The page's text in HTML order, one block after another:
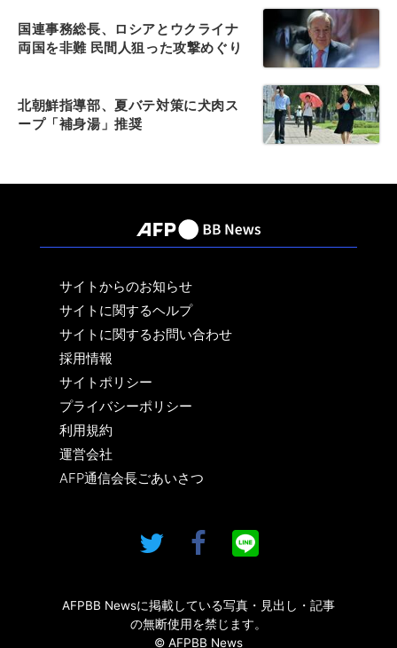
国連事務総長、ロシアとウクライナ
両国を非難 民間人狙った攻撃めぐり
北朝鮮指導部、夏バテ対策に犬肉ス
ープ「補身湯」推奨
サイトからのお知らせ
サイトに関するヘルプ
サイトに関するお問い合わせ
採用情報
サイトポリシー
プライバシーポリシー
利用規約
運営会社
AFP通信会長ごあいさつ
AFPBB Newsに掲載している写真・見出し・記事
の無断使用を禁じます。
© AFPBB News